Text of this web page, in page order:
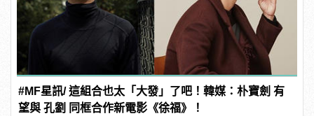
#MF星訊/ 這組合也太「大發」了吧！韓媒：朴寶劍 有
望與 孔劉 同框合作新電影《徐福》！